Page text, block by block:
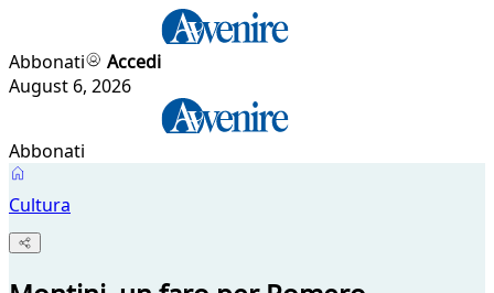
Abbonati
Accedi
August 6, 2026
Abbonati
Cultura